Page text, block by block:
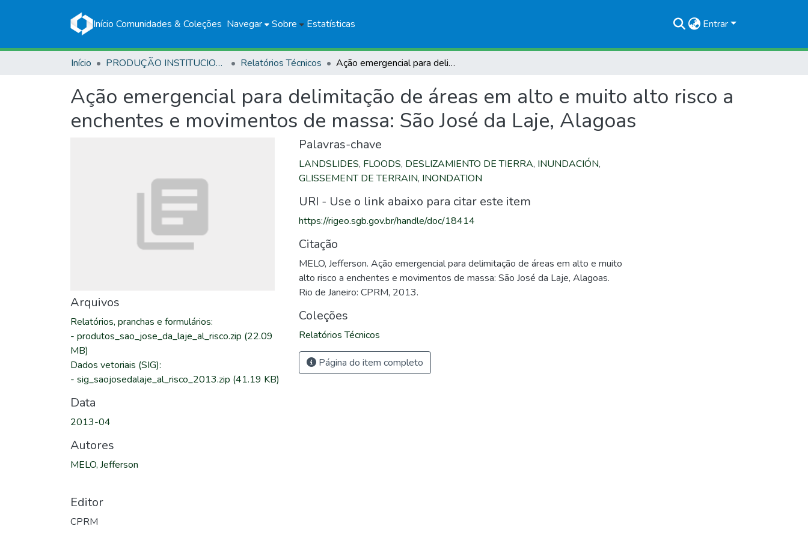
Início Comunidades & Coleções Navegar Sobre Estatísticas Entrar
Início PRODUÇÃO INSTITUCIONAL Relatórios Técnicos Ação emergencial para delimitação de áreas em alto e muito alto risco a enchentes e movimentos de massa: São José da Laje, Alagoas
Ação emergencial para delimitação de áreas em alto e muito alto risco a
enchentes e movimentos de massa: São José da Laje, Alagoas
Arquivos
Relatórios, pranchas e formulários:
- produtos_sao_jose_da_laje_al_risco.zip (22.09
MB)
Dados vetoriais (SIG):
- sig_saojosedalaje_al_risco_2013.zip (41.19 KB)
Data
2013-04
Autores
MELO, Jefferson
Editor
CPRM
Palavras-chave
LANDSLIDES, FLOODS, DESLIZAMIENTO DE TIERRA, INUNDACIÓN,
GLISSEMENT DE TERRAIN, INONDATION
URI - Use o link abaixo para citar este item
https://rigeo.sgb.gov.br/handle/doc/18414
Citação
MELO, Jefferson. Ação emergencial para delimitação de áreas em alto e muito
alto risco a enchentes e movimentos de massa: São José da Laje, Alagoas.
Rio de Janeiro: CPRM, 2013.
Coleções
Relatórios Técnicos
Página do item completo